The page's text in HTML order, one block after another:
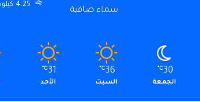
سماء صافية
4.25 كيلومتر/ساعة
30
℃
الجمعة
36
℃
السبت
31
℃
الأحد